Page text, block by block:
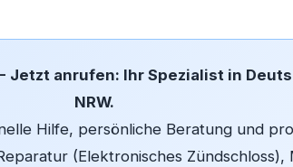
anrufen: Ihr Spezialist in
NRW.
Hilfe, persönliche Beratung und
(Elektronisches Zündschloss),